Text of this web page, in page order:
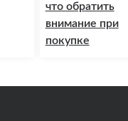
что обратить
внимание при
покупке